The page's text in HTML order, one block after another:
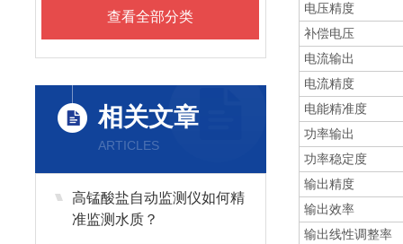
查看全部分类
相关文章
ARTICLES
高锰酸盐自动监测仪如何精
准监测水质？
电压精度
补偿电压
电流输出
电流精度
电能精准度
功率输出
功率稳定度
输出精度
输出效率
输出线性调整率